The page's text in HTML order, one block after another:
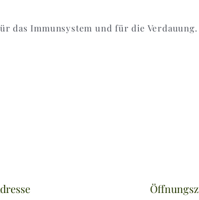
das Immunsystem und für die Verdauung.